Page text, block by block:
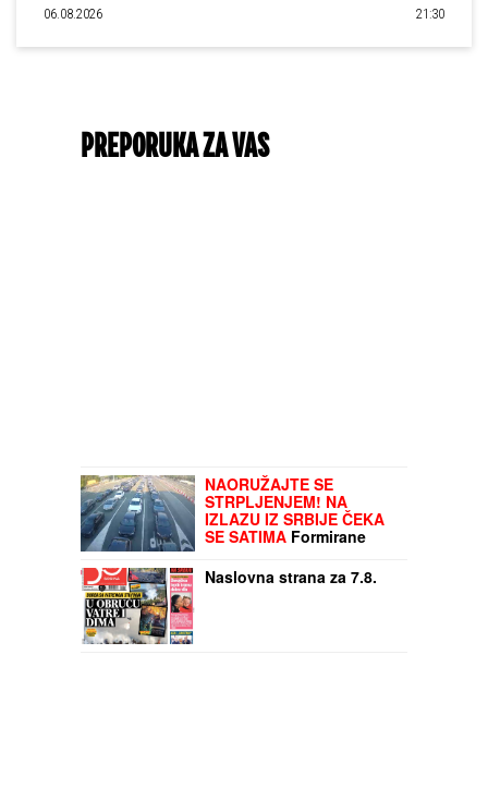
06.08.2026 21:30
PREPORUKA ZA VAS
NAORUŽAJTE SE
STRPLJENJEM! NA
IZLAZU IZ SRBIJE ČEKA
SE SATIMA Formirane
AMSS
Naslovna strana za 7.8.